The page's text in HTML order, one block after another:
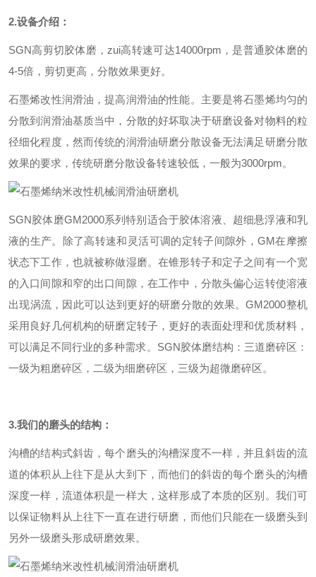
2.设备介绍：
SGN高剪切胶体磨，zui高转速可达14000rpm，是普通胶体磨的
4-5倍，剪切更高，分散效果更好。
石墨烯改性润滑油，提高润滑油的性能。主要是将石墨烯均匀的
分散到润滑油基质当中，分散的好坏取决于研磨设备对物料的粒
径细化程度，然而传统的润滑油研磨分散设备无法满足研磨分散
效果的要求，传统研磨分散设备转速较低，一般为3000rpm。
SGN胶体磨GM2000系列特别适合于胶体溶液、超细悬浮液和乳
液的生产。除了高转速和灵活可调的定转子间隙外，GM在摩擦
状态下工作，也就被称做湿磨。在锥形转子和定子之间有一个宽
的入口间隙和窄的出口间隙，在工作中，分散头偏心运转使溶液
出现涡流，因此可以达到更好的研磨分散的效果。GM2000整机
采用良好几何机构的研磨定转子，更好的表面处理和优质材料，
可以满足不同行业的多种需求。SGN胶体磨结构：三道磨碎区：
一级为粗磨碎区，二级为细磨碎区，三级为超微磨碎区。
3.我们的磨头的结构：
沟槽的结构式斜齿，每个磨头的沟槽深度不一样，并且斜齿的流
道的体积从上往下是从大到下，而他们的斜齿的每个磨头的沟槽
深度一样，流道体积是一样大，这样形成了本质的区别。我们可
以保证物料从上往下一直在进行研磨，而他们只能在一级磨头到
另外一级磨头形成研磨效果。